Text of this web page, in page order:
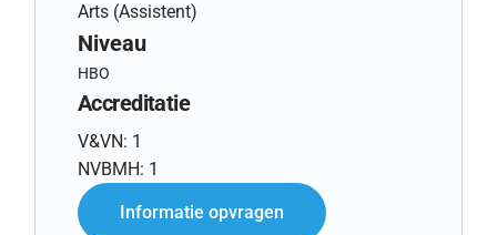
Arts (Assistent)
Niveau
HBO
Accreditatie
V&VN: 1
NVBMH: 1
Informatie opvragen